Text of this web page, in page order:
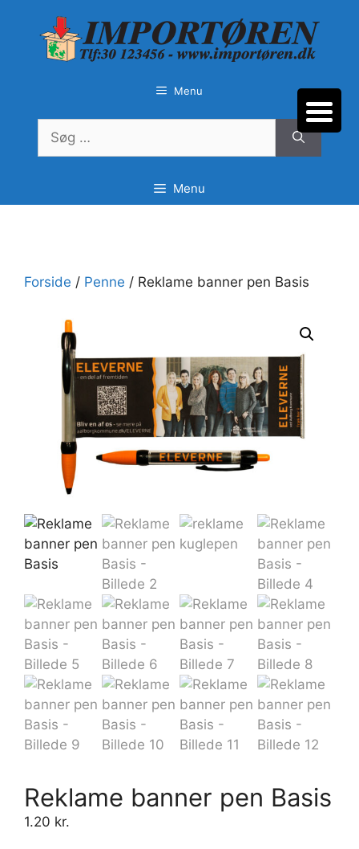
Menu
Søg
efter:
Menu
Forside / Penne / Reklame banner pen Basis
Reklame banner pen Basis
1.20 kr.